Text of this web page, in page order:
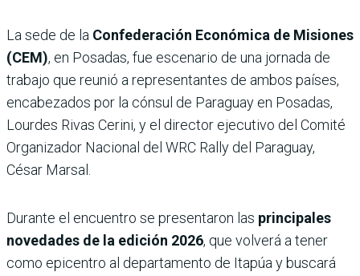
La sede de la Confederación Económica de Misiones
(CEM), en Posadas, fue escenario de una jornada de
trabajo que reunió a representantes de ambos países,
encabezados por la cónsul de Paraguay en Posadas,
Lourdes Rivas Cerini, y el director ejecutivo del Comité
Organizador Nacional del WRC Rally del Paraguay,
César Marsal.
Durante el encuentro se presentaron las principales
novedades de la edición 2026, que volverá a tener
como epicentro al departamento de Itapúa y buscará